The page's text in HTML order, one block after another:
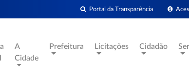
Portal da Transparência
A
Cidade
Prefeitura Licitações Cidadão